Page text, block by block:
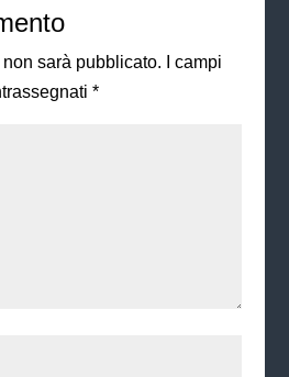
non sarà pubblicato.
I campi
*